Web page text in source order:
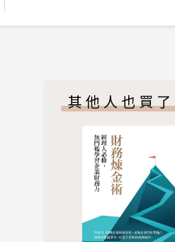
其他人也買了